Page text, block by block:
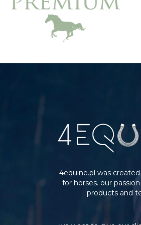
4equine.pl was
for horses. our
products and